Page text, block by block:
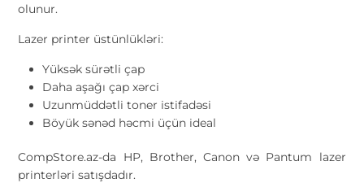
olunur.
Lazer printer üstünlükləri:
Yüksək sürətli çap
Daha aşağı çap xərci
Uzunmüddətli toner istifadəsi
Böyük sənəd həcmi üçün ideal
CompStore.az-da HP, Brother, Canon və Pantum lazer
printerləri satışdadır.